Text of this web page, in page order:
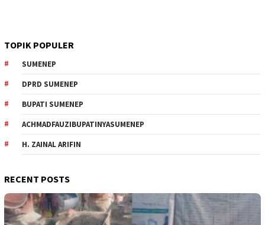
TOPIK POPULER
SUMENEP
DPRD SUMENEP
BUPATI SUMENEP
ACHMADFAUZIBUPATINYASUMENEP
H. ZAINAL ARIFIN
RECENT POSTS